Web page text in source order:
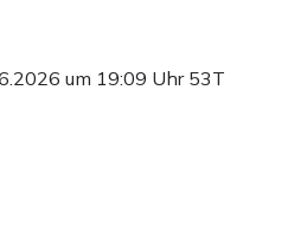
um 19:09 Uhr 53T